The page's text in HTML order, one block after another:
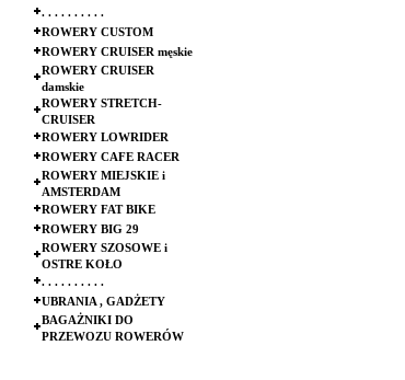
. . . . . . . . . .
ROWERY CUSTOM
ROWERY CRUISER męskie
ROWERY CRUISER
damskie
ROWERY STRETCH-
CRUISER
ROWERY LOWRIDER
ROWERY CAFE RACER
ROWERY MIEJSKIE i
AMSTERDAM
ROWERY FAT BIKE
ROWERY BIG 29
ROWERY SZOSOWE i
OSTRE KOŁO
. . . . . . . . . .
UBRANIA , GADŻETY
BAGAŻNIKI DO
PRZEWOZU ROWERÓW